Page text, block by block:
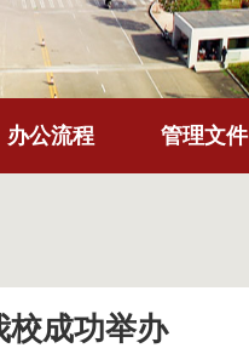
办公流程 管理文件
校成功举办